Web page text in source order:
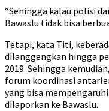
“Sehingga kalau polisi
Bawaslu tidak bisa
Tetapi, kata Titi,
dilanggengkan hingga
2019. Sehingga
forum koordinasi
yang bisa
dilaporkan ke Bawaslu.